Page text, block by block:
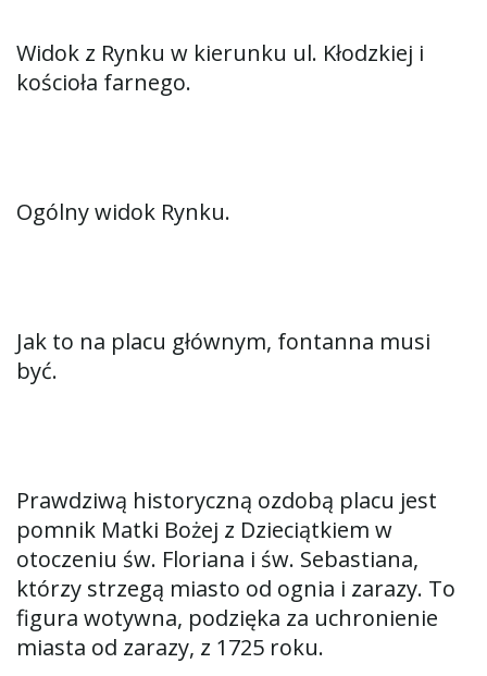
Widok z Rynku w kierunku ul. Kłodzkiej i
kościoła farnego.
Ogólny widok Rynku.
Jak to na placu głównym, fontanna musi
być.
Prawdziwą historyczną ozdobą placu jest
pomnik Matki Bożej z Dzieciątkiem w
otoczeniu św. Floriana i św. Sebastiana,
którzy strzegą miasto od ognia i zarazy. To
figura wotywna, podzięka za uchronienie
miasta od zarazy, z 1725 roku.